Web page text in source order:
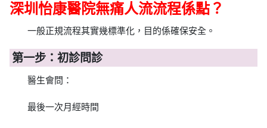
深圳怡康醫院無痛人流流程係點？
一般正規流程其實幾標準化，目的係確保安全。
第一步：初診問診
醫生會問：
最後一次月經時間